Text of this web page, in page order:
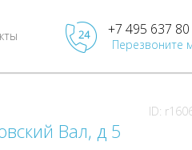
+7 495 637
Перезвоните
ID:
Вал, д 5